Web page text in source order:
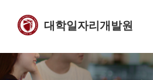
대학일자리개발원